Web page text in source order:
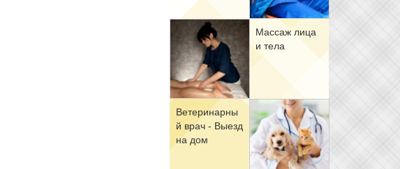
Мас­саж ли­ца
и те­ла
Ве­те­ри­нар­ны
й врач - Вы­езд
на дом